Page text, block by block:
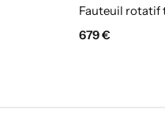
Fauteuil rotatif
679€